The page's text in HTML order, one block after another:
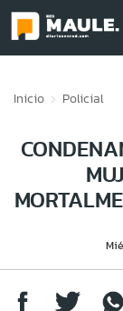
Inicio Policial